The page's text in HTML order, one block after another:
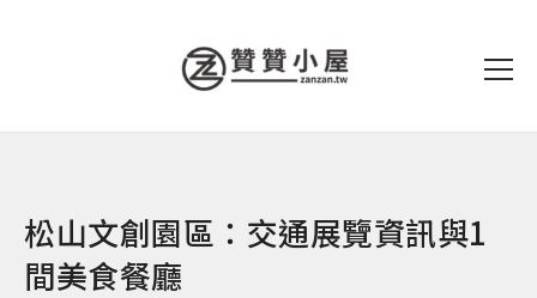
松山文創園區：交通展覽資訊與1
間美食餐廳